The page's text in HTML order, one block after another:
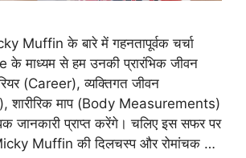
Muffin के बारे में गहनतापूर्वक चर्चा
माध्यम से हम उनकी प्रारंभिक जीवन
(Career), व्यक्तिगत जीवन
शारीरिक माप (Body Measurements)
जानकारी प्राप्त करेंगे। चलिए इस सफर पर
Muffin की दिलचस्प और रोमांचक …